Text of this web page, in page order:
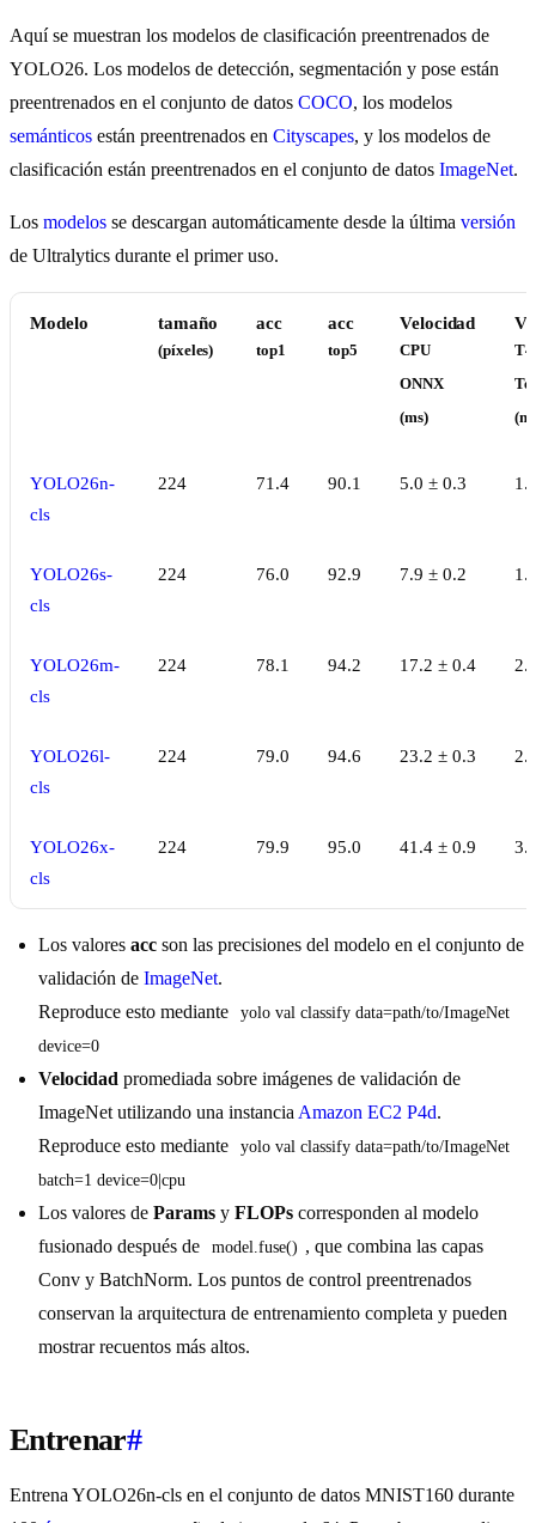
Aquí se muestran los modelos de clasificación preentrenados de
YOLO26. Los modelos de detección, segmentación y pose están
preentrenados en el conjunto de datos COCO, los modelos
semánticos están preentrenados en Cityscapes, y los modelos de
clasificación están preentrenados en el conjunto de datos ImageNet.
Los modelos se descargan automáticamente desde la última versión
de Ultralytics durante el primer uso.
Modelo tamaño
(píxeles)
acc
top1
acc
top5
Velocidad
CPU
ONNX
(ms)
T4
YOLO26n-
cls
224 71.4 90.1 5.0 ± 0.3
YOLO26s-
cls
224 76.0 92.9 7.9 ± 0.2
YOLO26m-
cls
224 78.1 94.2 17.2 ± 0.4
YOLO26l-
cls
224 79.0 94.6 23.2 ± 0.3
YOLO26x-
cls
224 79.9 95.0 41.4 ± 0.9
Los valores acc son las precisiones del modelo en el conjunto de
validación de ImageNet.
Reproduce esto mediante
yolo val classify data=path/to/ImageNet
device=0
Velocidad promediada sobre imágenes de validación de
ImageNet utilizando una instancia Amazon EC2 P4d.
Reproduce esto mediante
yolo val classify data=path/to/ImageNet
batch=1 device=0|cpu
Los valores de Params y FLOPs corresponden al modelo
fusionado después de
model.fuse() , que combina las capas
Conv y BatchNorm. Los puntos de control preentrenados
conservan la arquitectura de entrenamiento completa y pueden
mostrar recuentos más altos.
Entrenar#
Entrena YOLO26n-cls en el conjunto de datos MNIST160 durante